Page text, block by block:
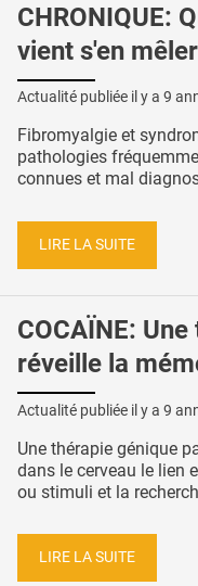
CHRONIQUE:
vient s'en mêler
Actualité publiée il y a 9
Fibromyalgie et
pathologies
connues et mal
LIRE LA SUITE
COCAÏNE:
réveille la
Actualité publiée il y a 9
Une thérapie génique
dans le cerveau le lien
ou stimuli et la
LIRE LA SUITE